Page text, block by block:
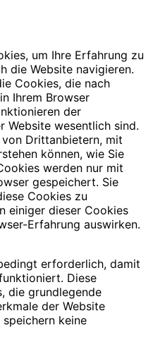
um Ihre Erfahrung zu
die Website navigieren.
Cookies, die nach
Ihrem Browser
der
Website wesentlich sind.
Drittanbietern, mit
können, wie Sie
werden nur mit
gespeichert. Sie
Cookies zu
einiger dieser Cookies
Erfahrung auswirken.
erforderlich, damit
Diese
die grundlegende
der Website
keine